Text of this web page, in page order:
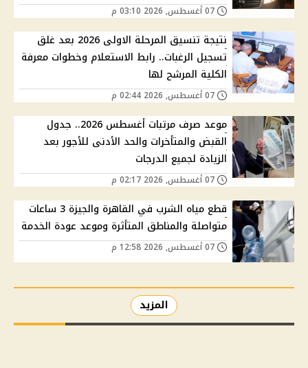
نتيجة تنسيق المرحلة الاولى 2026 بعد غلق
تسجيل الرغبات.. رابط الاستعلام وخطوات معرفة
الكلية المرشح لها
موعد صرف مرتبات أغسطس 2026.. جدول
القبض والمتأخرات والحد الأدنى للأجور بعد
الزيادة لجميع الدرجات
قطع مياه الشرب في القاهرة والجيزة 3 ساعات
متواصلة والمناطق المتأثرة وموعد عودة الخدمة
المزيد